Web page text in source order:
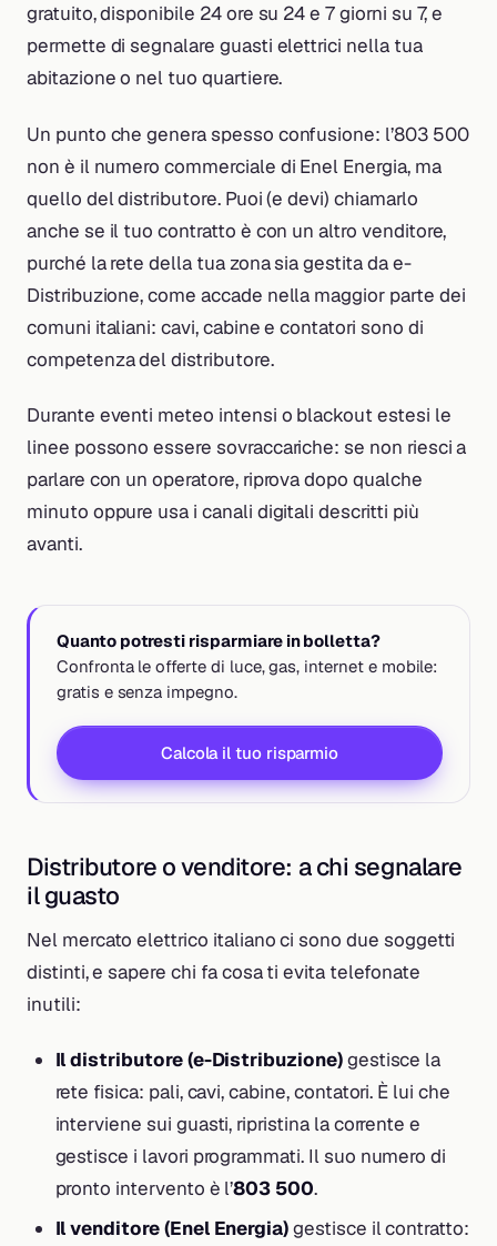
gratuito, disponibile 24 ore su 24 e 7 giorni su 7, e
permette di segnalare guasti elettrici nella tua
abitazione o nel tuo quartiere.
Un punto che genera spesso confusione: l’803 500
non è il numero commerciale di Enel Energia, ma
quello del distributore. Puoi (e devi) chiamarlo
anche se il tuo contratto è con un altro venditore,
purché la rete della tua zona sia gestita da e-
Distribuzione, come accade nella maggior parte dei
comuni italiani: cavi, cabine e contatori sono di
competenza del distributore.
Durante eventi meteo intensi o blackout estesi le
linee possono essere sovraccariche: se non riesci a
parlare con un operatore, riprova dopo qualche
minuto oppure usa i canali digitali descritti più
avanti.
Quanto potresti risparmiare in bolletta?
Confronta le offerte di luce, gas, internet e mobile:
gratis e senza impegno.
Calcola il tuo risparmio
Distributore o venditore: a chi segnalare
il guasto
Nel mercato elettrico italiano ci sono due soggetti
distinti, e sapere chi fa cosa ti evita telefonate
inutili:
Il distributore (e-Distribuzione)gestisce la
rete fisica: pali, cavi, cabine, contatori. È lui che
interviene sui guasti, ripristina la corrente e
gestisce i lavori programmati. Il suo numero di
pronto intervento è l’803 500.
Il venditore (Enel Energia)gestisce il contratto: